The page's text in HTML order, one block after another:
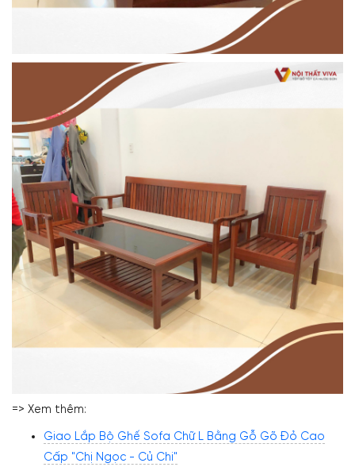
=> Xem thêm:
Giao Lắp Bộ Ghế Sofa Chữ L Bằng Gỗ Gõ Đỏ Cao
Cấp "Chị Ngọc - Củ Chi"